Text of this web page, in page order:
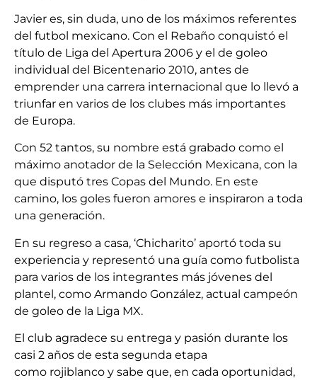
Javier es, sin duda, uno de los máximos referentes
del futbol mexicano. Con el Rebaño conquistó el
título de Liga del Apertura 2006 y el de goleo
individual del Bicentenario 2010, antes de
emprender una carrera internacional que lo llevó a
triunfar en varios de los clubes más importantes
de Europa.
Con 52 tantos, su nombre está grabado como el
máximo anotador de la Selección Mexicana, con la
que disputó tres Copas del Mundo. En este
camino, los goles fueron amores e inspiraron a toda
una generación.
En su regreso a casa, ‘Chicharito’ aportó toda su
experiencia y representó una guía como futbolista
para varios de los integrantes más jóvenes del
plantel, como Armando González, actual campeón
de goleo de la Liga MX.
El club agradece su entrega y pasión durante los
casi 2 años de esta segunda etapa
como rojiblanco y sabe que, en cada oportunidad,